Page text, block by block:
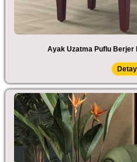
Ayak Uzatma Puflu